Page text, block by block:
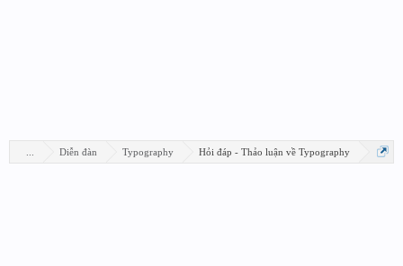
Diễn đàn Typography Hỏi đáp - Thảo luận về Typography